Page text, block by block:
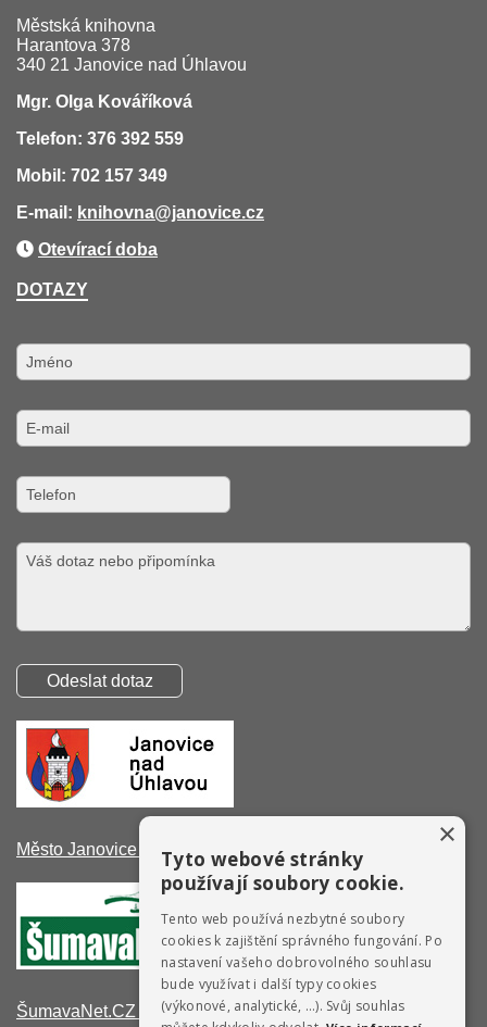
Městská knihovna
Harantova 378
340 21 Janovice nad Úhlavou
Mgr. Olga Kováříková
Telefon: 376 392 559
Mobil: 702 157 349
E-mail: knihovna@janovice.cz
Otevírací doba
DOTAZY
Město Janovice nad Úhlavou
ŠumavaNet.CZ - informace o regionu
×
Tyto webové stránky
používají soubory cookie.
Tento web používá nezbytné soubory
cookies k zajištění správného fungování. Po
nastavení vašeho dobrovolného souhlasu
bude využívat i další typy cookies
(výkonové, analytické, …). Svůj souhlas